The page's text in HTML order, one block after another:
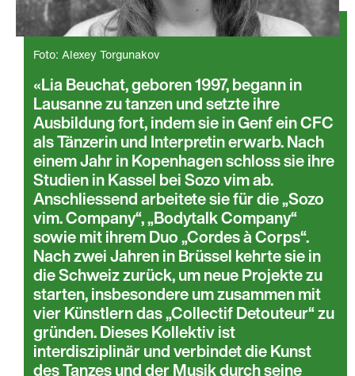
Foto: Alexey Torgunakov
Lia Beuchat, geboren 1997, begann in
Lausanne zu tanzen und setzte ihre
Ausbildung fort, indem sie in Genf ein CFC
als Tänzerin und Interpretin erwarb. Nach
einem Jahr in Kopenhagen schloss sie ihre
Studien in Kassel bei Sozo vim ab.
Anschliessend arbeitete sie für die „Sozo
vim. Company“, „Bodytalk Company“
sowie mit ihrem Duo „Cordes à Corps“.
Nach zwei Jahren in Brüssel kehrte sie in
die Schweiz zurück, um neue Projekte zu
starten, insbesondere um zusammen mit
vier Künstlern das „Collectif Detouteur“ zu
gründen. Dieses Kollektiv ist
interdisziplinär und verbindet die Kunst
des Tanzes und der Musik durch seine